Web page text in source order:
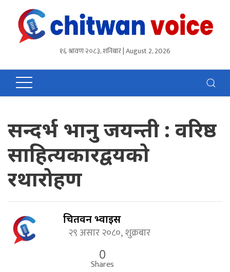
१६ श्रावण २०८३, शनिबार | August 2, 2026
सन्दर्भ भानु जयन्ती : वरिष्ठ
साहित्यकारद्वयको
रथारोहण
चितवन भ्वाईस
२९ असार २०८०, शुक्रबार
0
Shares